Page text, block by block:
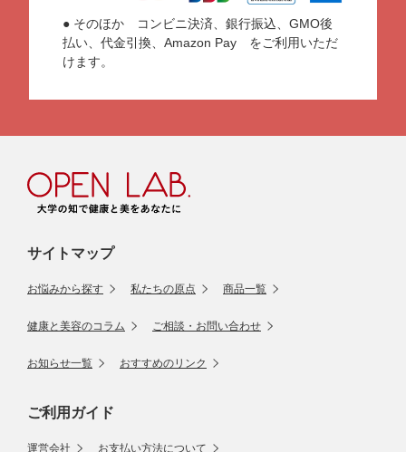
● そのほか コンビニ決済、銀行振込、GMO後
払い、代金引換、Amazon Pay をご利用いただ
けます。
サイトマップ
お悩みから探す 私たちの原点 商品一覧
健康と美容のコラム ご相談・お問い合わせ
お知らせ一覧 おすすめのリンク
ご利用ガイド
運営会社 お支払い方法について